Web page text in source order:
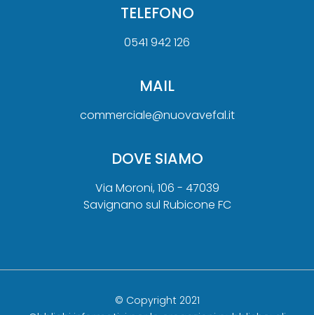
TELEFONO
0541 942 126
MAIL
commerciale@nuovavefal.it
DOVE SIAMO
Via Moroni, 106 - 47039
Savignano sul Rubicone FC
© Copyright 2021